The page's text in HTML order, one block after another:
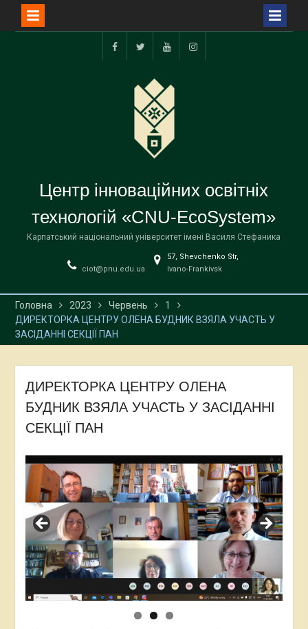
TW
Центр інноваційних освітніх
технологій «CNU-EcoSystem»
Карпатський національний університет імені Василя Стефаника
ciot@pnu.edu.ua
57, Shevchenko Str,
Ivano-Frankivsk
Головна 2023 Червень
1
ДИРЕКТОРКА ЦЕНТРУ ОЛЕНА БУДНИК ВЗЯЛА УЧАСТЬ У
ЗАСІДАННІ СЕКЦІЇ ПАН
ДИРЕКТОРКА ЦЕНТРУ ОЛЕНА
БУДНИК ВЗЯЛА УЧАСТЬ У ЗАСІДАННІ
СЕКЦІЇ ПАН